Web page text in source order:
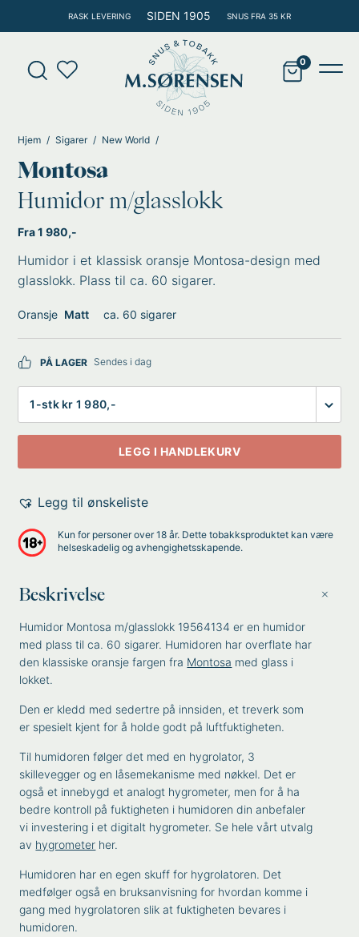
rett
innholdet
RASK LEVERING SIDEN 1905 SNUS FRA 35 KR
Products
search
Hjem Sigarer New World
Montosa
Humidor m/glasslokk
Fra 1 980,-
Humidor i et klassisk oransje Montosa-design med
glasslokk. Plass til ca. 60 sigarer.
Oransje Matt ca. 60 sigarer
PÅ LAGER Sendes i dag
LEGG I HANDLEKURV
Legg til ønskeliste
Kun for personer over 18 år. Dette tobakksproduktet kan være
helseskadelig og avhengighetsskapende.
Beskrivelse
Humidor Montosa m/glasslokk 19564134 er en humidor
med plass til ca. 60 sigarer. Humidoren har overflate har
den klassiske oransje fargen fra Montosa med glass i
lokket.
Den er kledd med sedertre på innsiden, et treverk som
er spesielt kjent for å holde godt på luftfuktigheten.
Til humidoren følger det med en hygrolator, 3
skillevegger og en låsemekanisme med nøkkel. Det er
også et innebygd et analogt hygrometer, men for å ha
bedre kontroll på fuktigheten i humidoren din anbefaler
vi investering i et digitalt hygrometer. Se hele vårt utvalg
av hygrometer her.
Humidoren har en egen skuff for hygrolatoren. Det
medfølger også en bruksanvisning for hvordan komme i
gang med hygrolatoren slik at fuktigheten bevares i
humidoren.